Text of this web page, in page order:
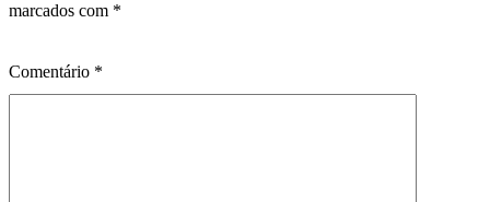
marcados com *
Comentário *